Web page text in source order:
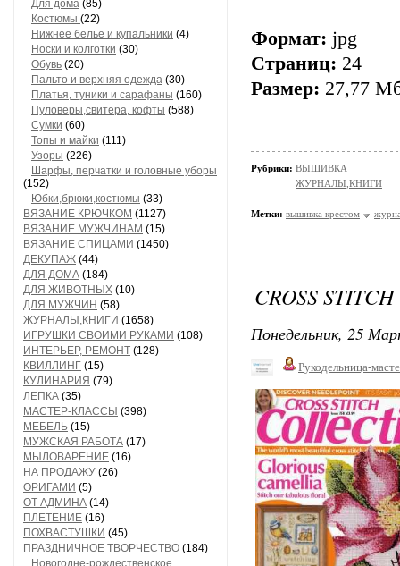
Для дома (85)
Костюмы (22)
Нижнее белье и купальники (4)
Носки и колготки (30)
Обувь (20)
Пальто и верхняя одежда (30)
Платья, туники и сарафаны (160)
Пуловеры,свитера, кофты (588)
Сумки (60)
Топы и майки (111)
Узоры (226)
Шарфы, перчатки и головные уборы
(152)
Юбки,брюки,костюмы (33)
ВЯЗАНИЕ КРЮЧКОМ (1127)
ВЯЗАНИЕ МУЖЧИНАМ (15)
ВЯЗАНИЕ СПИЦАМИ (1450)
ДЕКУПАЖ (44)
ДЛЯ ДОМА (184)
ДЛЯ ЖИВОТНЫХ (10)
ДЛЯ МУЖЧИН (58)
ЖУРНАЛЫ,КНИГИ (1658)
ИГРУШКИ СВОИМИ РУКАМИ (108)
ИНТЕРЬЕР, РЕМОНТ (128)
КВИЛЛИНГ (15)
КУЛИНАРИЯ (79)
ЛЕПКА (35)
МАСТЕР-КЛАССЫ (398)
МЕБЕЛЬ (15)
МУЖСКАЯ РАБОТА (17)
МЫЛОВАРЕНИЕ (16)
НА ПРОДАЖУ (26)
ОРИГАМИ (5)
ОТ АДМИНА (14)
ПЛЕТЕНИЕ (16)
ПОХВАСТУШКИ (45)
ПРАЗДНИЧНОЕ ТВОРЧЕСТВО (184)
Новогодне-рождественское
Формат: jpg
Страниц: 24
Размер: 27,77
Рубрики: ВЫШИВКА
ЖУРНАЛЫ,КНИГИ
Метки: вышивка крестом
CROSS
Понедельник, 25
Рукодельница-